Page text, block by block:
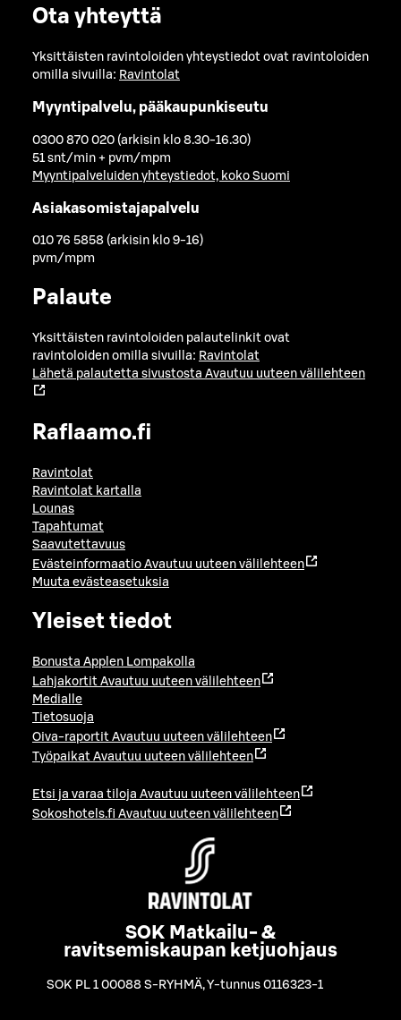
Ota yhteyttä
Yksittäisten ravintoloiden yhteystiedot ovat ravintoloiden
omilla sivuilla: Ravintolat
Myyntipalvelu, pääkaupunkiseutu
0300 870 020 (arkisin klo 8.30-16.30)
51 snt/min + pvm/mpm
Myyntipalveluiden yhteystiedot, koko Suomi
Asiakasomistajapalvelu
010 76 5858 (arkisin klo 9-16)
pvm/mpm
Palaute
Yksittäisten ravintoloiden palautelinkit ovat
ravintoloiden omilla sivuilla: Ravintolat
Lähetä palautetta sivustosta Avautuu uuteen välilehteen
Raflaamo.fi
Ravintolat
Ravintolat kartalla
Lounas
Tapahtumat
Saavutettavuus
Evästeinformaatio Avautuu uuteen välilehteen
Muuta evästeasetuksia
Yleiset tiedot
Bonusta Applen Lompakolla
Lahjakortit Avautuu uuteen välilehteen
Medialle
Tietosuoja
Oiva-raportit Avautuu uuteen välilehteen
Työpaikat Avautuu uuteen välilehteen
Etsi ja varaa tiloja Avautuu uuteen välilehteen
Sokoshotels.fi Avautuu uuteen välilehteen
SOK Matkailu- &
ravitsemiskaupan ketjuohjaus
SOK PL 1 00088 S-RYHMÄ,Y-tunnus 0116323-1